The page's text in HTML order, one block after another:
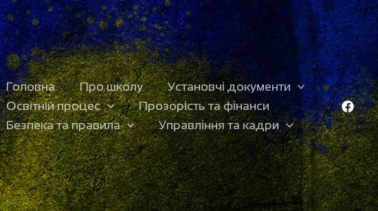
Головна Про школу
Установчі документи
Освітній процес
Прозорість та фінанси
Безпека та правила
Управління та кадри